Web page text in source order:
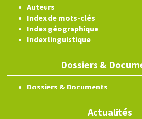
Auteurs
Index de mots-clés
Index géographique
Index linguistique
Dossiers &
Dossiers & Documents
Actualités